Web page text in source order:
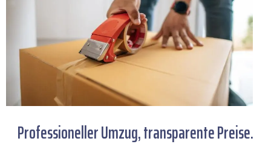
Professioneller Umzug, transparente Preise.